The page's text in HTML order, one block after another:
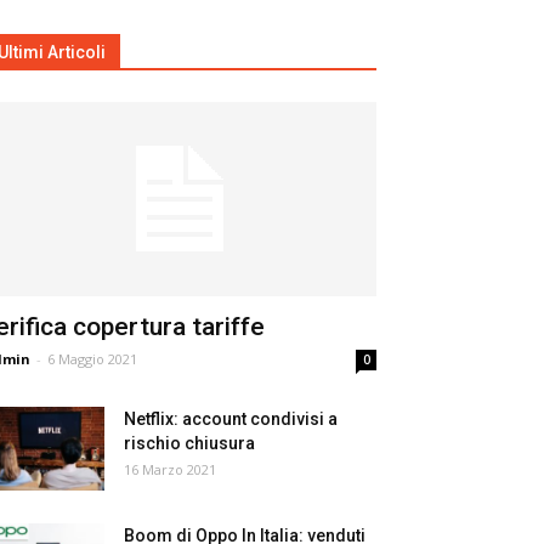
Articoli
copertura tariffe
- 6 Maggio 2021 0
Netflix: account condivisi a
rischio chiusura
16 Marzo 2021
Boom di Oppo In Italia: venduti